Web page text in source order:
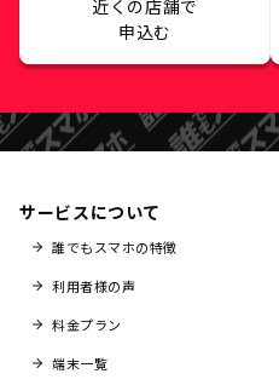
近くの店舗で
申込む
サービスについて
誰でもスマホの特徴
利用者様の声
料金プラン
端末一覧